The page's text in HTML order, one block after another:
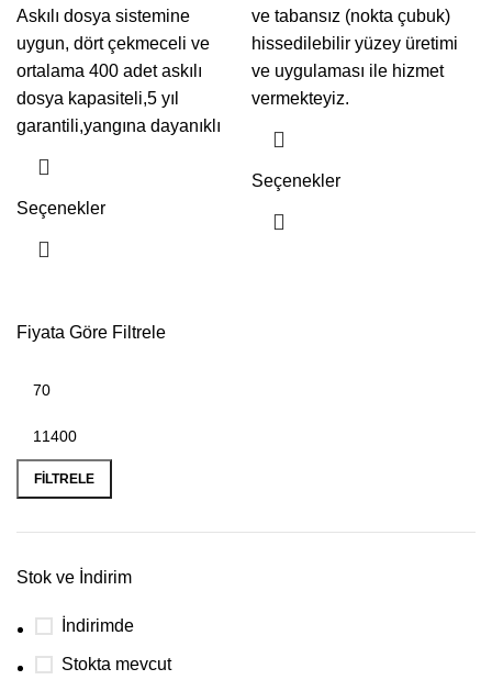
Fiyata Göre Filtrele
FILTRELE
Stok ve İndirim
İndirimde
Stokta mevcut
Askılı dosya sistemine
uygun, dört çekmeceli ve
ortalama 400 adet askılı
dosya kapasiteli,5 yıl
garantili,yangına dayanıklı
Seçenekler
ve tabansız (nokta çubuk)
hissedilebilir yüzey üretimi
ve uygulaması ile hizmet
vermekteyiz.
Seçenekler